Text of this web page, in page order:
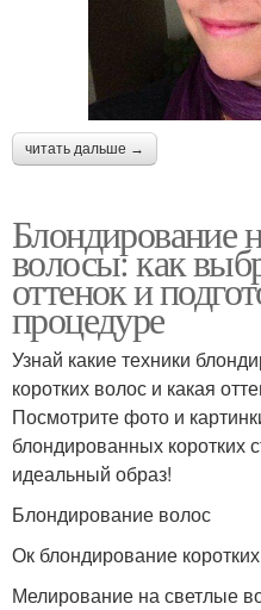
читать дальше →
Блондирование
волосы: как
оттенок и
процедуре
Узнай какие техники
коротких волос и какая
Посмотрите фото и
блондированных коротких
идеальный образ!
Блондирование волос
Ок блондирование
Мелирование на светлые